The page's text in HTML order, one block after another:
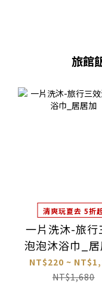
旅館
清爽玩夏去 5折
一片洗沐-旅行
泡泡沐浴巾_
NT$220 ~
NT$1,680